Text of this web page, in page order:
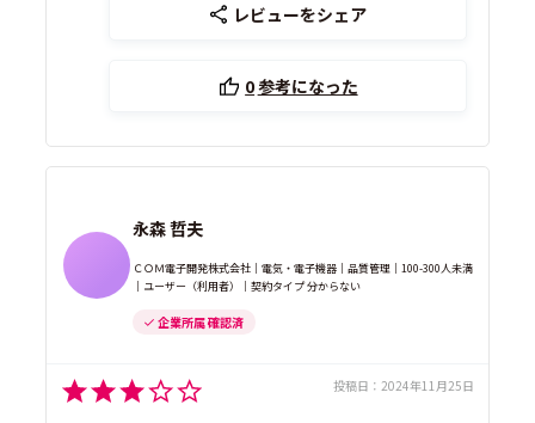
レビューをシェア
0参考になった
永森 哲夫
ＣＯＭ電子開発株式会社｜電気・電子機器｜品質管理｜100-300人未満
｜ユーザー（利用者）｜契約タイプ 分からない
企業所属 確認済
投稿日： 2024年11月25日